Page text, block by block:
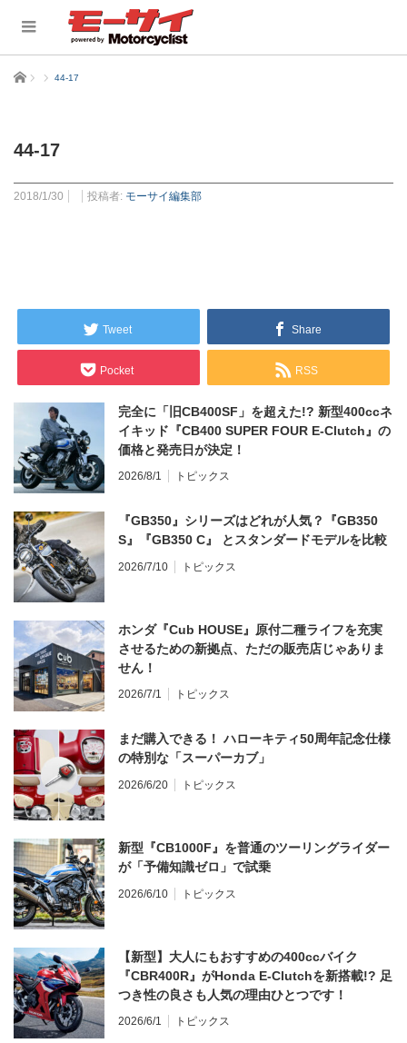
ホーム 44-17
44-17
2018/1/30 投稿者: モーサイ編集部
Tweet Share
Pocket RSS
完全に「旧CB400SF」を超えた!? 新型400ccネ
イキッド『CB400 SUPER FOUR E-Clutch』の
価格と発売日が決定！
2026/8/1 トピックス
『GB350』シリーズはどれが人気？『GB350
S』『GB350 C』 とスタンダードモデルを比較
2026/7/10 トピックス
ホンダ『Cub HOUSE』原付二種ライフを充実
させるための新拠点、ただの販売店じゃありま
せん！
2026/7/1 トピックス
まだ購入できる！ ハローキティ50周年記念仕様
の特別な「スーパーカブ」
2026/6/20 トピックス
新型『CB1000F』を普通のツーリングライダー
が「予備知識ゼロ」で試乗
2026/6/10 トピックス
【新型】大人にもおすすめの400ccバイク
『CBR400R』がHonda E-Clutchを新搭載!? 足
つき性の良さも人気の理由ひとつです！
2026/6/1 トピックス